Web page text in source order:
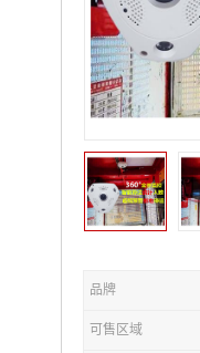
品牌
可售区域